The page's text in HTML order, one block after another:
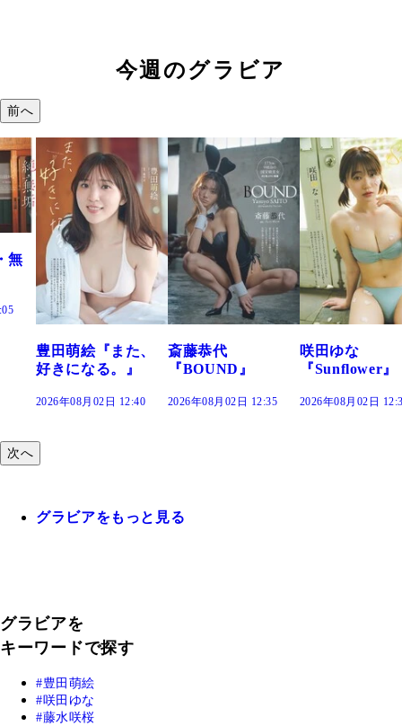
今週のグラビア
前へ
絵『また、
なる。』
08月02日 12:40
斎藤恭代
『BOUND』
2026年08月02日 12:35
『Sunflower』
2026年08月02日 12:30
だま
2026年
次へ
グラビアをもっと見る
グラビアを
キーワードで探す
豊田萌絵
咲田ゆな
藤水咲桜